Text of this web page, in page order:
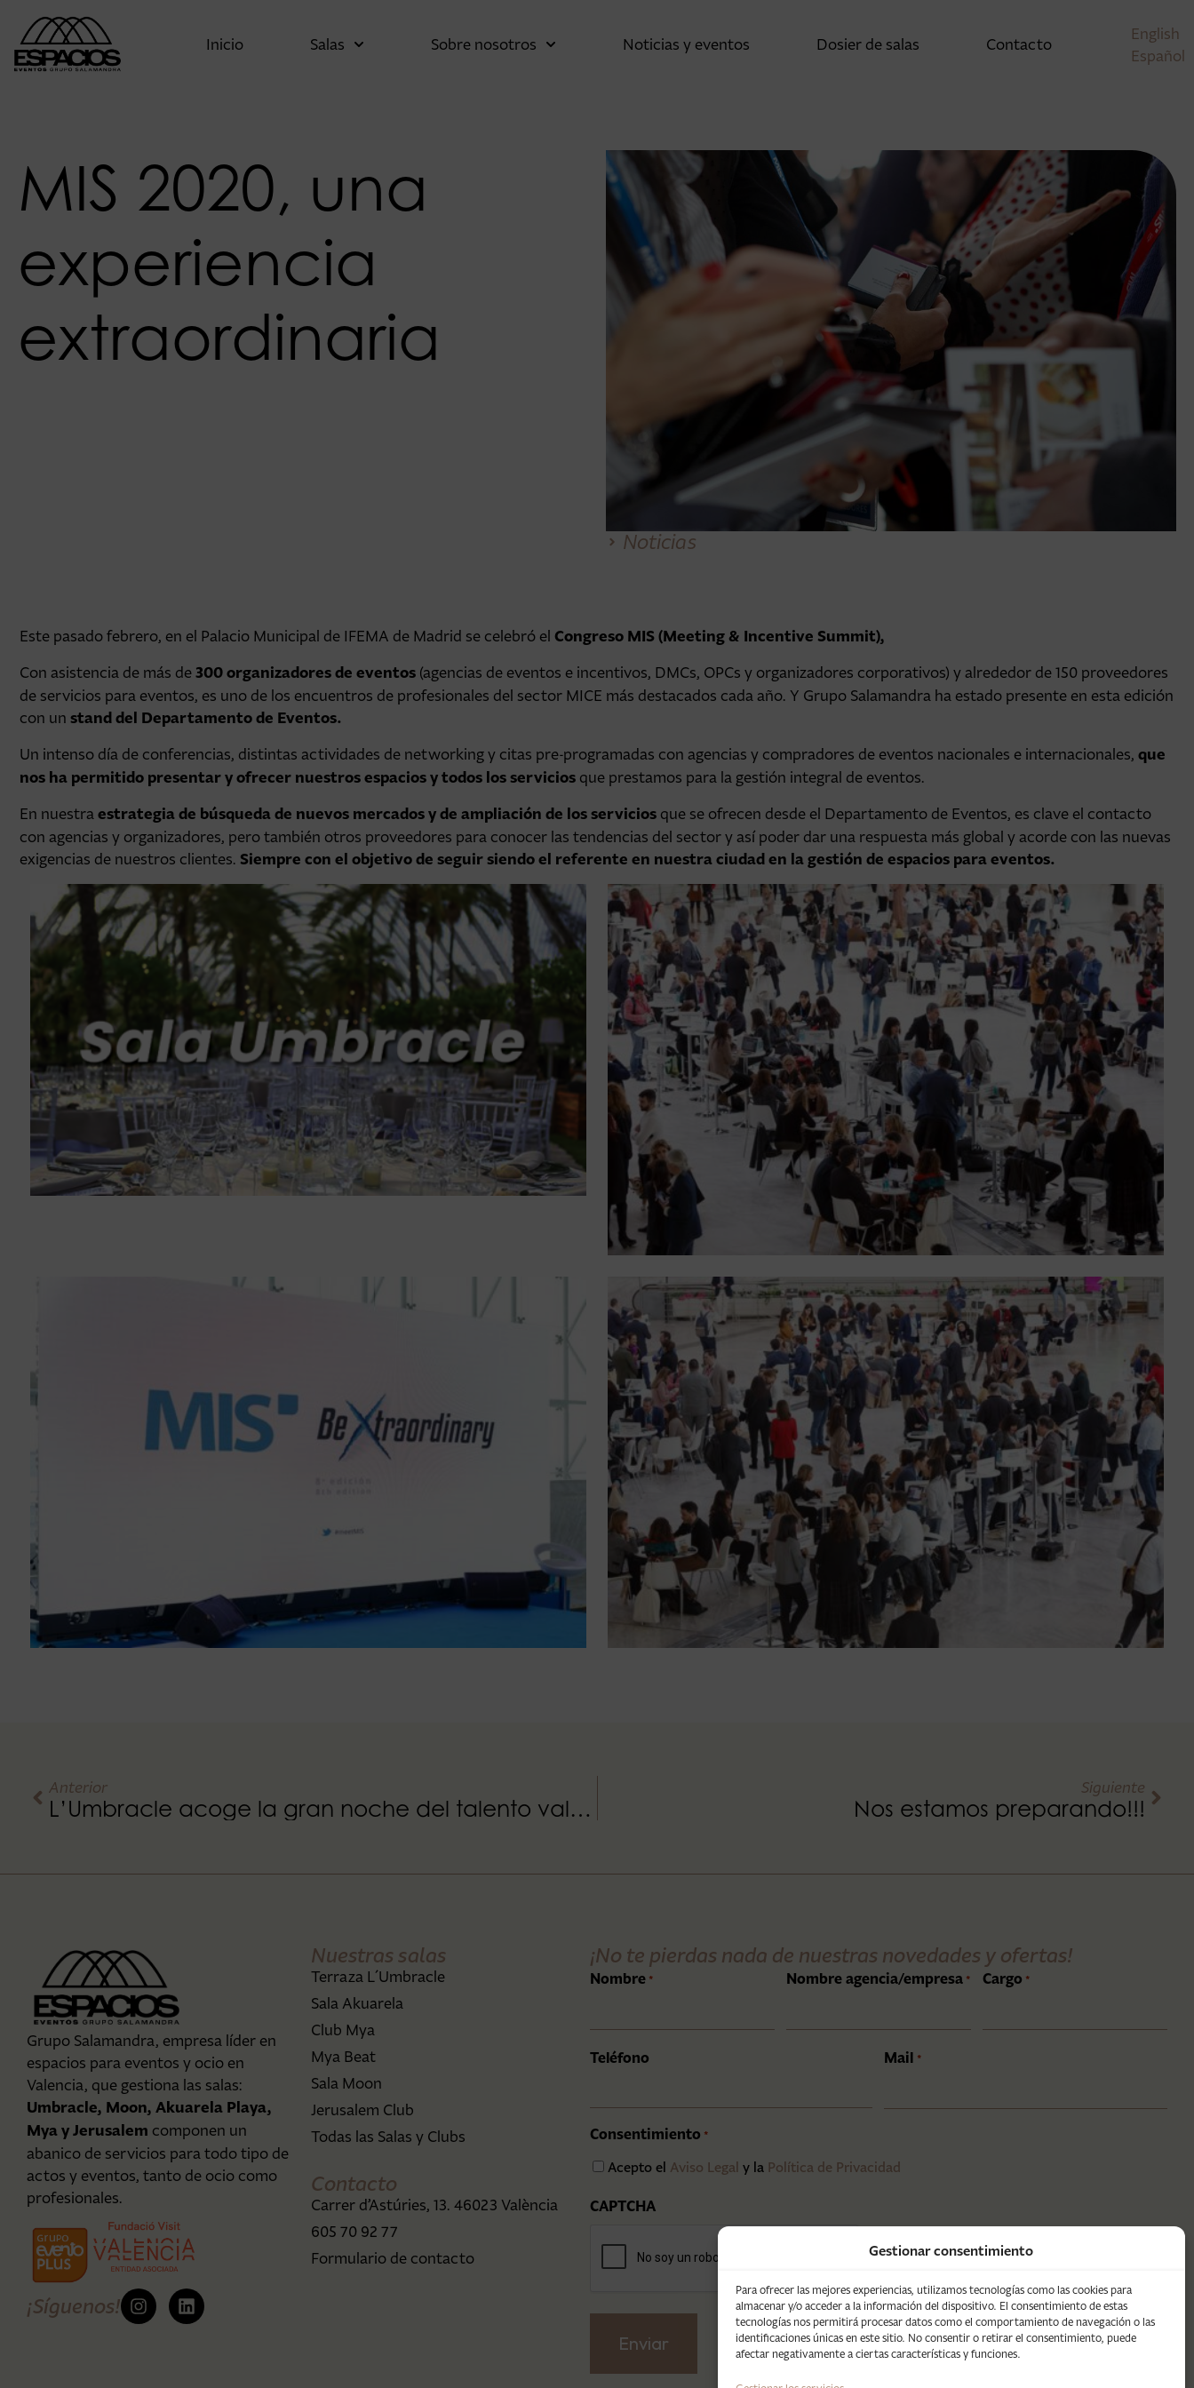
Gestionar consentimiento
Para ofrecer las mejores experiencias, utilizamos tecnologías como las cookies para
almacenar y/o acceder a la información del dispositivo. El consentimiento de estas
tecnologías nos permitirá procesar datos como el comportamiento de navegación o las
identificaciones únicas en este sitio. No consentir o retirar el consentimiento, puede
afectar negativamente a ciertas características y funciones.
Inicio Salas Sobre nosotros Noticias y eventos Dosier de salas Contacto
English
Español
MIS 2020, una
experiencia
extraordinaria
Noticias
Este pasado febrero, en el Palacio Municipal de IFEMA de Madrid se celebró el Congreso MIS (Meeting & Incentive Summit),
Con asistencia de más de300 organizadores de eventos (agencias de eventos e incentivos, DMCs, OPCs y organizadores corporativos) y alrededor de 150 proveedores
de servicios para eventos, es uno de los encuentros de profesionales del sector MICE más destacados cada año. Y Grupo Salamandra ha estado presente en esta edición
con un stand del Departamento de Eventos.
Un intenso día de conferencias, distintas actividades de networking y citas pre-programadas con agencias y compradores de eventos nacionales e internacionales, que
nos ha permitido presentar y ofrecer nuestros espacios y todos los servicios que prestamos para la gestión integral de eventos.
En nuestra estrategia de búsqueda de nuevos mercados y de ampliación de los servicios que se ofrecen desde el Departamento de Eventos, es clave el contacto
con agencias y organizadores, pero también otros proveedores para conocer las tendencias del sector y así poder dar una respuesta más global y acorde con las nuevas
exigencias de nuestros clientes. Siempre con el objetivo de seguir siendo el referente en nuestra ciudad en la gestión de espacios para eventos.
Anterior
L’Umbracle acoge la gran noche del talento valenciano
Siguiente
Nos estamos preparando!!!
Grupo Salamandra, empresa líder en
espacios para eventos y ocio en
Valencia, que gestiona las salas:
Umbracle, Moon, Akuarela Playa,
Mya y Jerusalem componen un
abanico de servicios para todo tipo de
actos y eventos, tanto de ocio como
profesionales.
¡Síguenos!
Nuestras salas
Terraza L´Umbracle
Sala Akuarela
Club Mya
Mya Beat
Sala Moon
Jerusalem Club
Todas las Salas y Clubs
Contacto
Carrer d’Astúries, 13. 46023 València
605 70 92 77
Formulario de contacto
¡No te pierdas nada de nuestras novedades y ofertas!
Nombre * Nombre agencia/empresa * Cargo *
Teléfono Mail *
Consentimiento *
Acepto el Aviso Legal y la Política de Privacidad
CAPTCHA